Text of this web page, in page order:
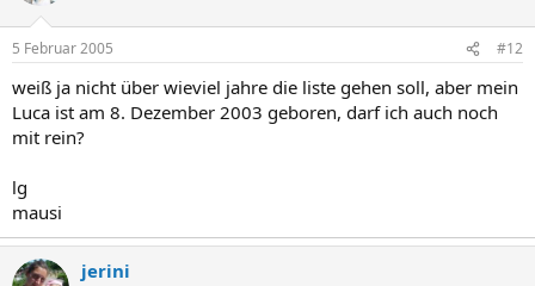
5 Februar 2005 #12
weiß ja nicht über wieviel jahre die liste gehen soll, aber mein
Luca ist am 8. Dezember 2003 geboren, darf ich auch noch
mit rein?
lg
mausi
jerini